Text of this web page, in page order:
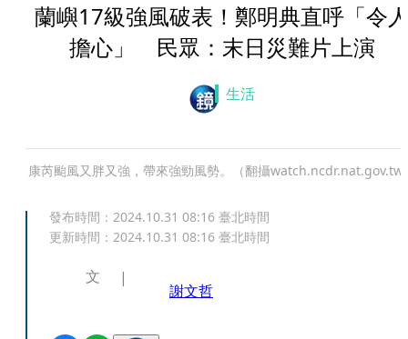
蘭嶼17級強風破表！鄭明典直呼「令
擔心」 民眾：末日災難片上演
生活
康芮颱風又胖又強，帶來強勁風勢。（翻攝watch.ncdr.nat.gov.tw
發布時間： 2024.10.31 08:16 臺北時間
更新時間： 2024.10.31 08:16 臺北時間
文
謝文哲